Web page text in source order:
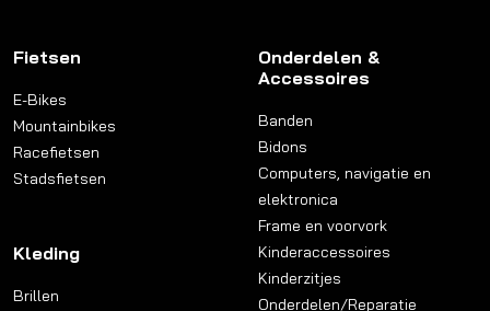
Fietsen
E-Bikes
Mountainbikes
Racefietsen
Stadsfietsen
Kleding
Brillen
Onderdelen &
Accessoires
Banden
Bidons
Computers, navigatie en
elektronica
Frame en voorvork
Kinderaccessoires
Kinderzitjes
Onderdelen/Reparatie